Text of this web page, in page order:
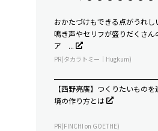
おかたづけもできる点がうれし
鳴き声やセリフが盛りだくさん
ア ...
PR(タカラトミー｜Hugkum)
【西野亮廣】つくりたいもの
境の作り方とは
PR(FINCHI on GOETHE)